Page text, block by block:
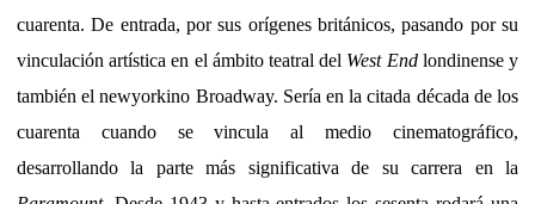
cuarenta. De entrada, por sus orígenes británicos, pasando por su
vinculación artística en el ámbito teatral del West Endlondinense y
también el newyorkino Broadway. Sería en la citada década de los
cuarenta cuando se vincula al medio cinematográfico,
desarrollando la parte más significativa de su carrera en la